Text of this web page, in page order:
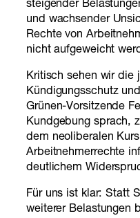
steigender
und wachsender
Rechte von
nicht aufgeweicht
Kritisch sehen wir die
Kündigungsschutz
Grünen-Vorsitzende
Kundgebung sprach,
dem neoliberalen
Arbeitnehmerrechte
deutlichem
Für uns ist klar: Statt
weiterer Belastungen